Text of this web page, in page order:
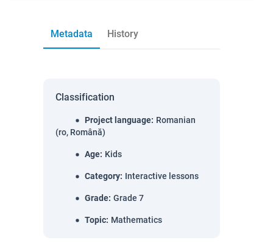
Metadata History
Classification
Project language: Romanian
(ro, Română)
Age: Kids
Category: Interactive lessons
Grade: Grade 7
Topic: Mathematics